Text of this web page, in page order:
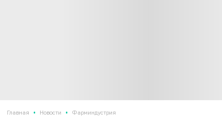
Главная • Новости • Фарминдустрия